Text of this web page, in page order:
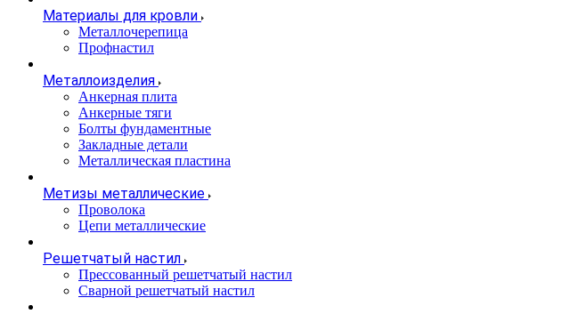
Материалы для кровли
Металлочерепица
Профнастил
Металлоизделия
Анкерная плита
Анкерные тяги
Болты фундаментные
Закладные детали
Металлическая пластина
Метизы металлические
Проволока
Цепи металлические
Решетчатый настил
Прессованный решетчатый настил
Сварной решетчатый настил